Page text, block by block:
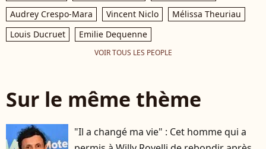
Audrey Crespo-Mara
Vincent Niclo
Mélissa Theuriau
Louis Ducruet
Emilie Dequenne
VOIR TOUS LES PEOPLE
Sur le même thème
"Il a changé ma vie" : Cet homme qui a